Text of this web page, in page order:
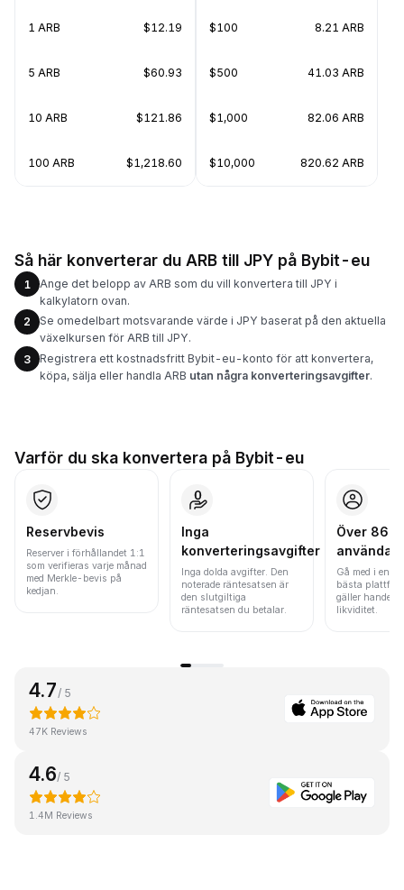
1 ARB $12.19
5 ARB $60.93
10 ARB $121.86
100 ARB $1,218.60
$100 8.21 ARB
$500 41.03 ARB
$1,000 82.06 ARB
$10,000 820.62 ARB
Så här konverterar du ARB till JPY på Bybit-eu
1
Ange det belopp av ARB som du vill konvertera till JPY i
kalkylatorn ovan.
2
Se omedelbart motsvarande värde i JPY baserat på den aktuella
växelkursen för ARB till JPY.
3
Registrera ett kostnadsfritt Bybit-eu-konto för att konvertera,
köpa, sälja eller handla ARB utan några konverteringsavgifter.
Varför du ska konvertera på Bybit-eu
Reservbevis
Reserver i förhållandet 1:1
som verifieras varje månad
med Merkle-bevis på
kedjan.
Inga
konverteringsavgifter
Inga dolda avgifter. Den
noterade räntesatsen är
den slutgiltiga
räntesatsen du betalar.
Över 86
Gå med i en
bästa
gäller
likviditet.
4.7 / 5
47K Reviews
4.6/ 5
1.4M Reviews